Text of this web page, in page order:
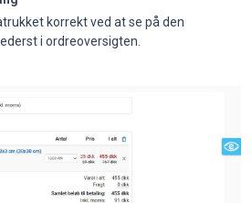
korrekt ved at se på den
i ordreoversigten.